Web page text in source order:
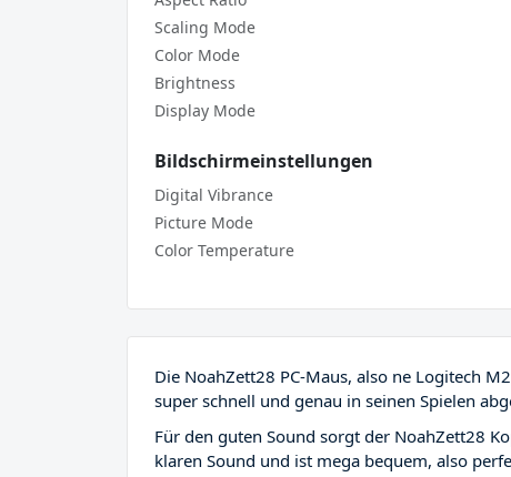
Scaling Mode
Color Mode
Brightness
Display Mode
Bildschirmeinstellungen
Digital Vibrance
Picture Mode
Color Temperature
Die NoahZett28 PC-Maus, also ne Logitech
super schnell und genau in seinen Spielen
Für den guten Sound sorgt der NoahZett28
klaren Sound und ist mega bequem, also